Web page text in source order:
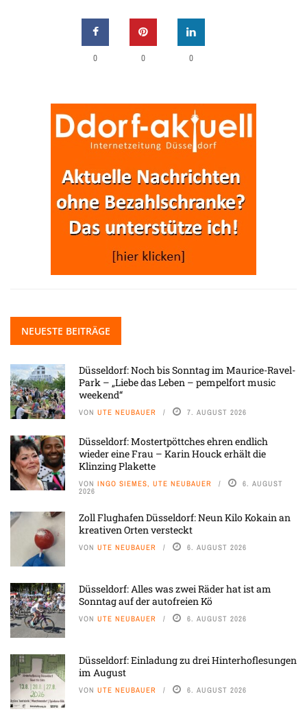
0 0 0
NEUESTE BEITRÄGE
Düsseldorf: Noch bis Sonntag im Maurice-Ravel-
Park – „Liebe das Leben – pempelfort music
weekend“
VON UTE NEUBAUER 7. AUGUST 2026
Düsseldorf: Mostertpöttches ehren endlich
wieder eine Frau – Karin Houck erhält die
Klinzing Plakette
VON INGO SIEMES, UTE NEUBAUER 6. AUGUST
2026
Zoll Flughafen Düsseldorf: Neun Kilo Kokain an
kreativen Orten versteckt
VON UTE NEUBAUER 6. AUGUST 2026
Düsseldorf: Alles was zwei Räder hat ist am
Sonntag auf der autofreien Kö
VON UTE NEUBAUER 6. AUGUST 2026
Düsseldorf: Einladung zu drei Hinterhoflesungen
im August
VON UTE NEUBAUER 6. AUGUST 2026